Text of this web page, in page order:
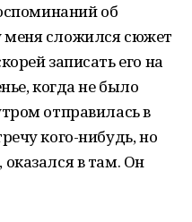
об
сложился сюжет
записать его на
когда не было
отправилась в
кого-нибудь, но
в там. Он